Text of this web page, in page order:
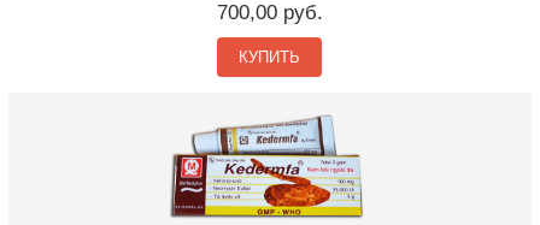
700,00 руб.
КУПИТЬ